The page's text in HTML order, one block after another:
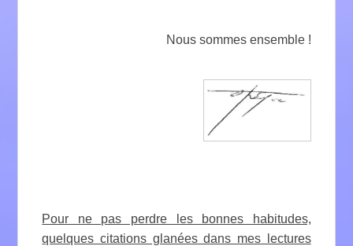
Nous sommes ensemble !
Pour ne pas perdre les bonnes habitudes,
quelques citations glanées dans mes lectures